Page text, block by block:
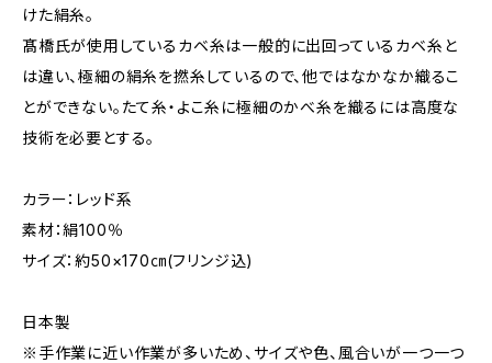
けた絹糸。
髙橋氏が使用しているカベ糸は一般的に出回っているカベ糸と
は違い、極細の絹糸を撚糸しているので、他ではなかなか織るこ
とができない。たて糸・よこ糸に極細のかべ糸を織るには高度な
技術を必要とする。
カラー：レッド系
素材：絹100％
サイズ：約50×170㎝(フリンジ込)
日本製
※手作業に近い作業が多いため、サイズや色、風合いが一つ一つ